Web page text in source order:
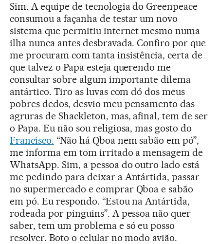
Sim. A equipe de tecnologia do Greenpeace
consumou a façanha de testar um novo
sistema que permitiu internet mesmo numa
ilha nunca antes desbravada. Confiro por que
me procuram com tanta insistência, certa de
que talvez o Papa esteja querendo me
consultar sobre algum importante dilema
antártico. Tiro as luvas com dó dos meus
pobres dedos, desvio meu pensamento das
agruras de Shackleton, mas, afinal, tem de ser
o Papa. Eu não sou religiosa, mas gosto do
Francisco. “Não há Qboa nem sabão em pó”,
me informa em tom irritado a mensagem de
WhatsApp. Sim, a pessoa do outro lado está
me pedindo para deixar a Antártida, passar
no supermercado e comprar Qboa e sabão
em pó. Eu respondo. “Estou na Antártida,
rodeada por pinguins”. A pessoa não quer
saber, tem um problema e só eu posso
resolver. Boto o celular no modo avião.